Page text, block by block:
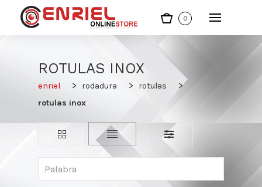
0
ROTULAS INOX
enriel rodadura
rotulas
rotulas inox